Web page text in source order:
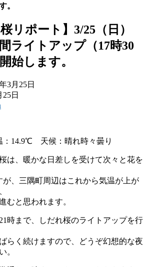
。
リポート】3/25（日）
ライトアップ（17時30
始します。
3月25日
日
14.9℃ 天候：晴れ時々曇り
は、暖かな日差しを受けて次々と花を
が、三隅町周辺はこれから気温が上が
むと思われます。
時まで、しだれ桜のライトアップを行
らく続けますので、どうぞ幻想的な夜
。